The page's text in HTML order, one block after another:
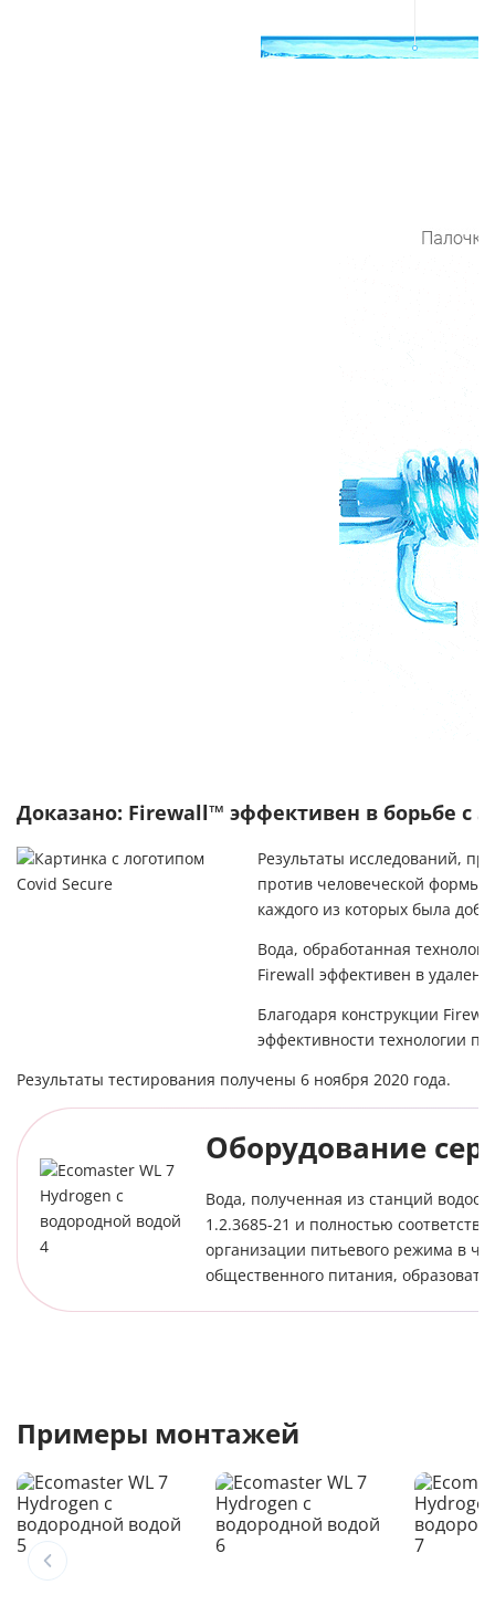
Доказано: Firewall™ эффективен в борьбе с
Результаты исследований,
против человеческой формы
каждого из которых была
Вода, обработанная
Firewall эффективен в
Благодаря конструкции
эффективности технологии
Результаты тестирования получены 6 ноября 2020 года.
Оборудование
Вода, полученная из станций
1.2.3685-21 и полностью
организации питьевого режима в
общественного питания,
Примеры монтажей